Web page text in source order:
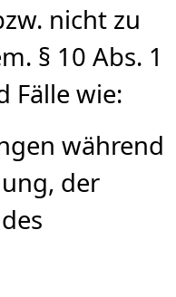
nicht zu
§ 10 Abs. 1
Fälle wie:
während
der